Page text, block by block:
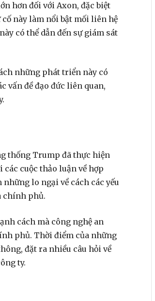
hơn đối với Axon, đặc biệt
này làm nổi bật mối liên hệ
có thể dẫn đến sự giám sát
những phát triển này có
vấn đề đạo đức liên quan,
thống Trump đã thực hiện
cuộc thảo luận về hợp
những lo ngại về cách các yếu
chính phủ.
cách mà công nghệ an
phủ. Thời điểm của những
đặt ra nhiều câu hỏi về
ty.